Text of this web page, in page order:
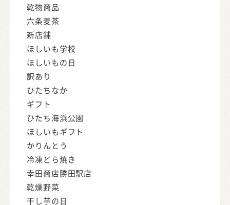
乾物商品
六条麦茶
新店舗
ほしいも学校
ほしいもの日
訳あり
ひたちなか
ギフト
ひたち海浜公園
ほしいもギフト
かりんとう
冷凍どら焼き
幸田商店勝田駅店
乾燥野菜
干し芋の日